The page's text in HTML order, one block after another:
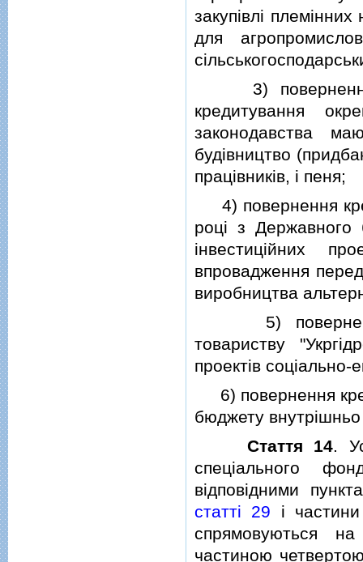
закупiвлi племiнних
для
3) повернення
кредитування
законодавства
будiвництво
працiвникiв, i пеня;
4) повернення
роцi з Державного
iнвестицiйних
впровадження
виробництва
5) повернення
товариству
проектiв соцiально-
6) повернення
бюджету
Стаття 14.
спецiального
вiдповiдними
статтi 29 i
спрямовуються
частиною